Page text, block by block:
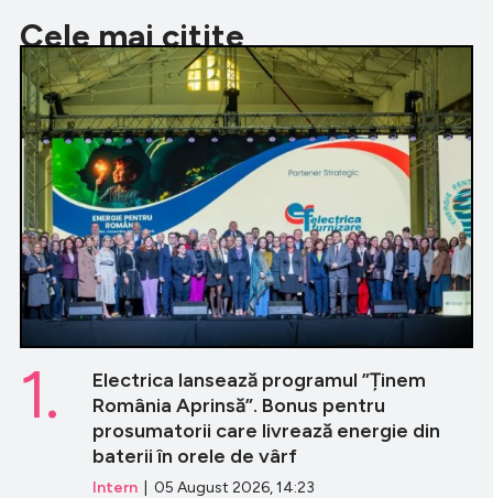
Cele mai citite
Electrica lansează programul ”Ținem
România Aprinsă”. Bonus pentru
prosumatorii care livrează energie din
baterii în orele de vârf
Intern | 05 August 2026, 14:23
1.